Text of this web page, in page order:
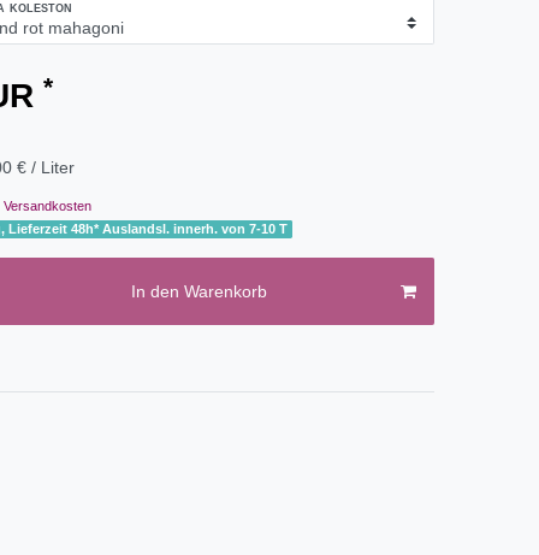
KOLESTON
*
€ / Liter
Versandkosten
Lieferzeit 48h* Auslandsl. innerh. von 7-10 T
In den Warenkorb